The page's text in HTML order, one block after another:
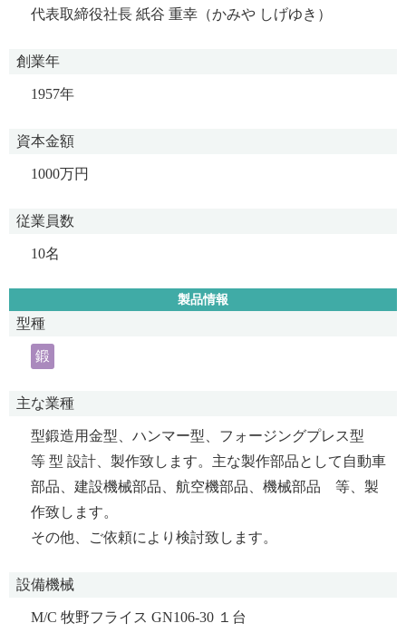
代表取締役社長 紙谷 重幸（かみや しげゆき）
創業年
1957年
資本金額
1000万円
従業員数
10名
製品情報
型種
鍛
主な業種
型鍛造用金型、ハンマー型、フォージングプレス型
等 型 設計、製作致します。主な製作部品として自動車
部品、建設機械部品、航空機部品、機械部品 等、製
作致します。
その他、ご依頼により検討致します。
設備機械
M/C 牧野フライス GN106-30 １台